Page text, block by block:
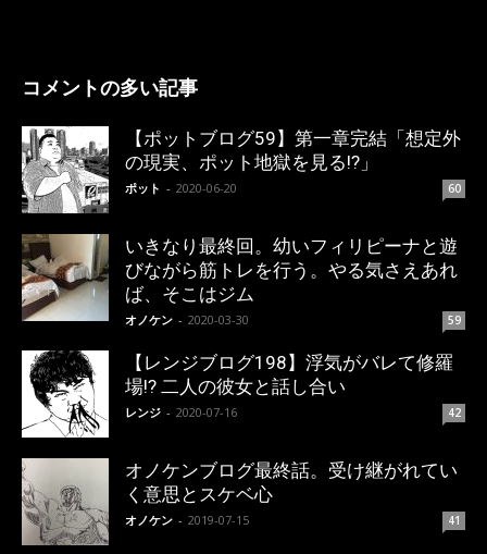
コメントの多い記事
【ポットブログ59】第一章完結「想定外
の現実、ポット地獄を見る!?」
ポット - 2020-06-20 60
いきなり最終回。幼いフィリピーナと遊
びながら筋トレを行う。やる気さえあれ
ば、そこはジム
オノケン - 2020-03-30 59
【レンジブログ198】浮気がバレて修羅
場!? 二人の彼女と話し合い
レンジ - 2020-07-16 42
オノケンブログ最終話。受け継がれてい
く意思とスケベ心
オノケン - 2019-07-15 41